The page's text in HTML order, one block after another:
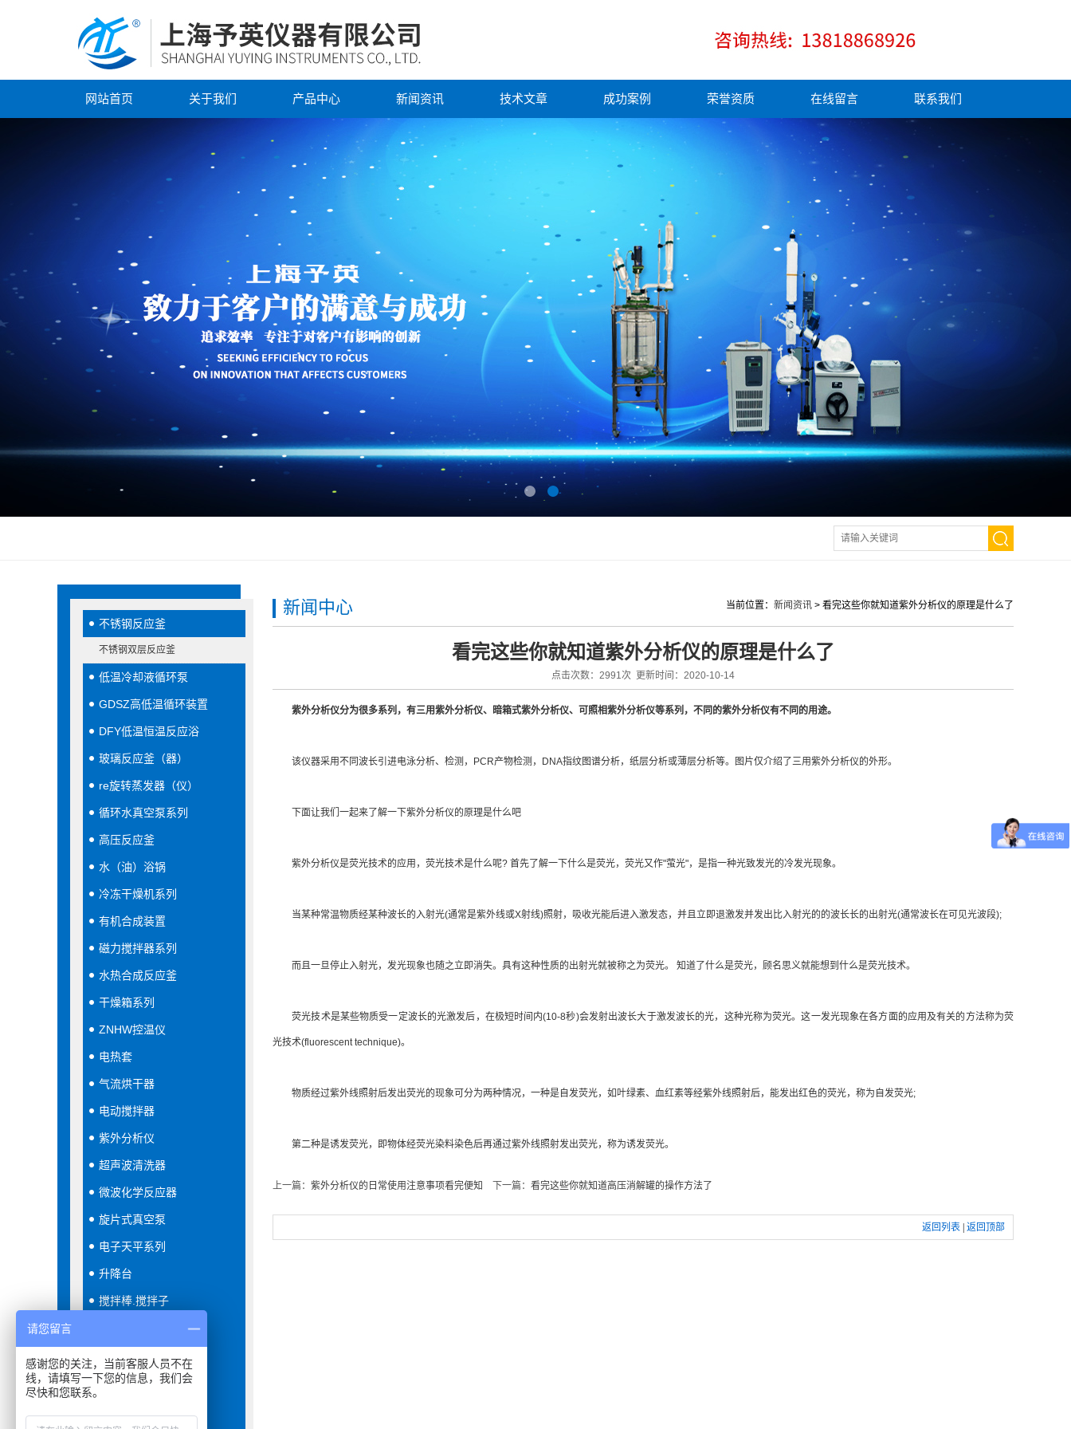
网站首页 关于我们 产品中心 新闻资讯 技术文章 成功案例 荣誉资质 在线留言 联系我们
不锈钢反应釜
不锈钢双层反应釜
低温冷却液循环泵
GDSZ高低温循环装置
DFY低温恒温反应浴
玻璃反应釜（器）
re旋转蒸发器（仪）
循环水真空泵系列
高压反应釜
水（油）浴锅
冷冻干燥机系列
有机合成装置
磁力搅拌器系列
水热合成反应釜
干燥箱系列
ZNHW控温仪
电热套
气流烘干器
电动搅拌器
紫外分析仪
超声波清洗器
微波化学反应器
旋片式真空泵
电子天平系列
升降台
搅拌棒.搅拌子
分液器
当前位置： 新闻资讯 > 看完这些你就知道紫外分析仪的原理是什么了
新闻中心
看完这些你就知道紫外分析仪的原理是什么了
点击次数：2991次 更新时间：2020-10-14
紫外分析仪分为很多系列，有三用紫外分析仪、暗箱式紫外分析仪、可照相紫外分析仪等系列，不同的紫外分析仪有不同的用途。
该仪器采用不同波长引进电泳分析、检测，PCR产物检测，DNA指纹图谱分析，纸层分析或薄层分析等。图片仅介绍了三用紫外分析仪的外形。
下面让我们一起来了解一下紫外分析仪的原理是什么吧
紫外分析仪是荧光技术的应用，荧光技术是什么呢? 首先了解一下什么是荧光，荧光又作"萤光"，是指一种光致发光的冷发光现象。
当某种常温物质经某种波长的入射光(通常是紫外线或X射线)照射，吸收光能后进入激发态，并且立即退激发并发出比入射光的的波长长的出射光(通常波长在可见光波段);
而且一旦停止入射光，发光现象也随之立即消失。具有这种性质的出射光就被称之为荧光。 知道了什么是荧光，顾名思义就能想到什么是荧光技术。
荧光技术是某些物质受一定波长的光激发后，在极短时间内(10-8秒)会发射出波长大于激发波长的光，这种光称为荧光。这一发光现象在各方面的应用及有关的方法称为荧
光技术(fluorescent technique)。
物质经过紫外线照射后发出荧光的现象可分为两种情况，一种是自发荧光，如叶绿素、血红素等经紫外线照射后，能发出红色的荧光，称为自发荧光;
第二种是诱发荧光，即物体经荧光染料染色后再通过紫外线照射发出荧光，称为诱发荧光。
上一篇： 紫外分析仪的日常使用注意事项看完便知 下一篇： 看完这些你就知道高压消解罐的操作方法了
返回列表 返回顶部
请您留言
感谢您的关注，当前客服人员不在
线，请填写一下您的信息，我们会
尽快和您联系。